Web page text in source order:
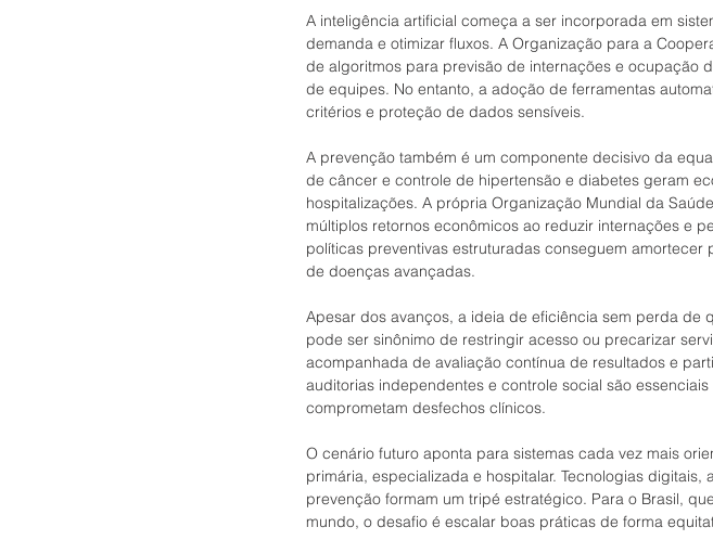
A inteligência artificial começa a ser incorporada em
demanda e otimizar fluxos. A Organização para a
de algoritmos para previsão de internações e ocupação
de equipes. No entanto, a adoção de ferramentas
critérios e proteção de dados sensíveis.
A prevenção também é um componente decisivo da
de câncer e controle de hipertensão e diabetes geram
hospitalizações. A própria Organização Mundial da
múltiplos retornos econômicos ao reduzir internações e
políticas preventivas estruturadas conseguem
de doenças avançadas.
Apesar dos avanços, a ideia de eficiência sem perda de
pode ser sinônimo de restringir acesso ou precarizar
acompanhada de avaliação contínua de resultados e
auditorias independentes e controle social são
comprometam desfechos clínicos.
O cenário futuro aponta para sistemas cada vez mais
primária, especializada e hospitalar. Tecnologias
prevenção formam um tripé estratégico. Para o Brasil,
mundo, o desafio é escalar boas práticas de forma